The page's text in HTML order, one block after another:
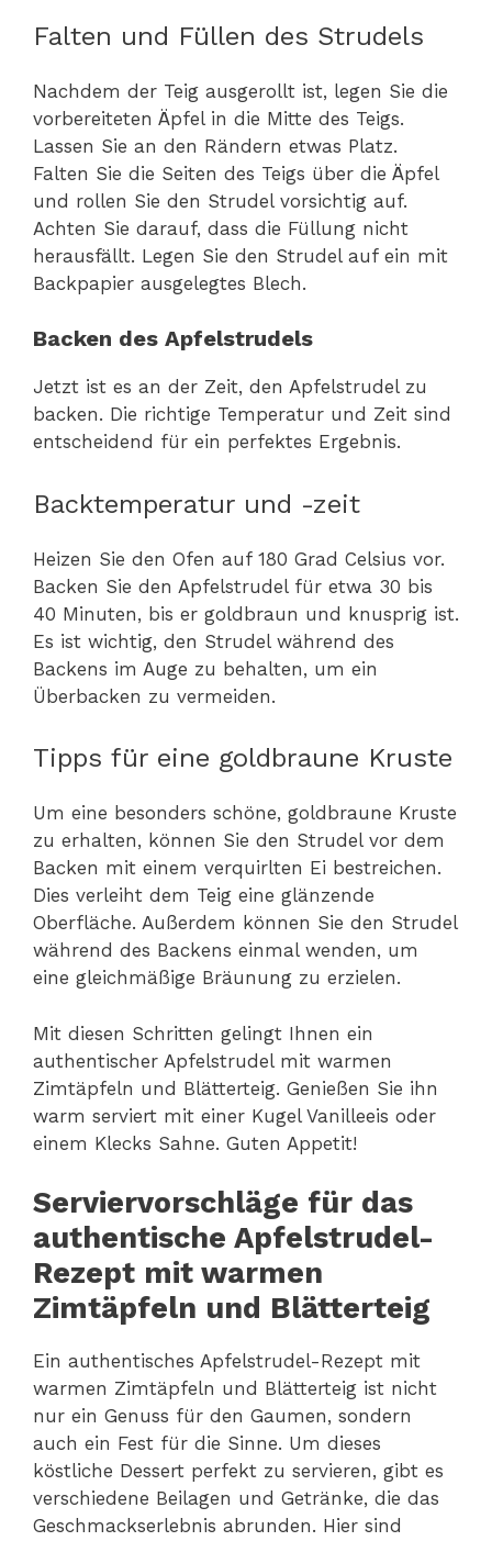
Falten und Füllen des Strudels
Nachdem der Teig ausgerollt ist, legen Sie die
vorbereiteten Äpfel in die Mitte des Teigs.
Lassen Sie an den Rändern etwas Platz.
Falten Sie die Seiten des Teigs über die Äpfel
und rollen Sie den Strudel vorsichtig auf.
Achten Sie darauf, dass die Füllung nicht
herausfällt. Legen Sie den Strudel auf ein mit
Backpapier ausgelegtes Blech.
Backen des Apfelstrudels
Jetzt ist es an der Zeit, den Apfelstrudel zu
backen. Die richtige Temperatur und Zeit sind
entscheidend für ein perfektes Ergebnis.
Backtemperatur und -zeit
Heizen Sie den Ofen auf 180 Grad Celsius vor.
Backen Sie den Apfelstrudel für etwa 30 bis
40 Minuten, bis er goldbraun und knusprig ist.
Es ist wichtig, den Strudel während des
Backens im Auge zu behalten, um ein
Überbacken zu vermeiden.
Tipps für eine goldbraune Kruste
Um eine besonders schöne, goldbraune Kruste
zu erhalten, können Sie den Strudel vor dem
Backen mit einem verquirlten Ei bestreichen.
Dies verleiht dem Teig eine glänzende
Oberfläche. Außerdem können Sie den Strudel
während des Backens einmal wenden, um
eine gleichmäßige Bräunung zu erzielen.
Mit diesen Schritten gelingt Ihnen ein
authentischer Apfelstrudel mit warmen
Zimtäpfeln und Blätterteig. Genießen Sie ihn
warm serviert mit einer Kugel Vanilleeis oder
einem Klecks Sahne. Guten Appetit!
Serviervorschläge für das
authentische Apfelstrudel-
Rezept mit warmen
Zimtäpfeln und Blätterteig
Ein authentisches Apfelstrudel-Rezept mit
warmen Zimtäpfeln und Blätterteig ist nicht
nur ein Genuss für den Gaumen, sondern
auch ein Fest für die Sinne. Um dieses
köstliche Dessert perfekt zu servieren, gibt es
verschiedene Beilagen und Getränke, die das
Geschmackserlebnis abrunden. Hier sind